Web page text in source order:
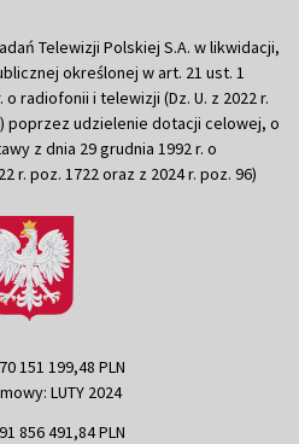
Telewizji Polskiej S.A. w likwidacji,
określonej w art. 21 ust. 1
radiofonii i telewizji (Dz. U. z 2022 r.
poprzez udzielenie dotacji celowej, o
z dnia 29 grudnia 1992 r. o
r. poz. 1722 oraz z 2024 r. poz. 96)
151 199,48 PLN
LUTY 2024
856 491,84 PLN